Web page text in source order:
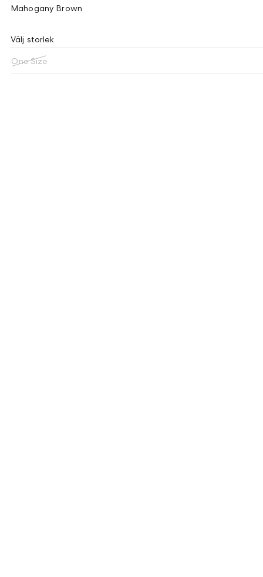
Mahogany Brown
Välj storlek
One Size